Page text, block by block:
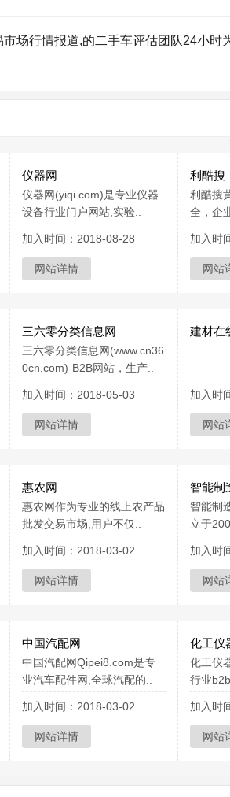
场行情报道,的二手车评估团队24小时
仪器网
仪器网(yiqi.com)是专业仪器
设备行业门户网站,实验..
加入时间：2018-08-28
网站详情
利酷搜
利酷搜
全，企
加入时
网站
三六零分类信息网
三六零分类信息网(www.cn36
0cn.com)-B2B网站，生产..
加入时间：2018-05-03
网站详情
建材在
加入时
网站
惠农网
惠农网作为专业的线上农产品
批发交易市场,用户不仅..
加入时间：2018-03-02
网站详情
智能制
智能制
立于
加入时
网站
中国汽配网
中国汽配网Qipei8.com是专
业汽车配件网,全球汽配的..
加入时间：2018-03-02
网站详情
化工仪
化工仪
行业
加入时
网站